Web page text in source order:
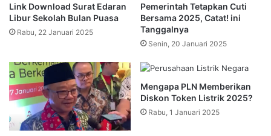
Link Download Surat Edaran
Libur Sekolah Bulan Puasa
Rabu, 22 Januari 2025
Pemerintah Tetapkan Cuti
Bersama 2025, Catat! ini
Tanggalnya
Senin, 20 Januari 2025
Mengapa PLN Memberikan
Diskon Token Listrik 2025?
Rabu, 1 Januari 2025